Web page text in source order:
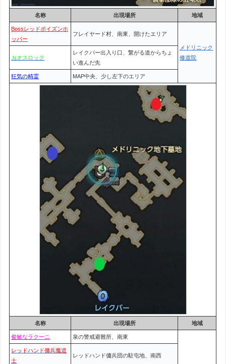
名称 出現場所 地域
Bossレッドポイズンホ
ッパー
フレイヤード村、南東、開けたエリア
メドリニック
修道院
カオスロック
レイクバー出入り口、繋がる道からちょ
い進んだ先
狂気の精霊 MAP中央、少し左下のエリア
名称 出現場所 地域
俊敏なラクーニ 泉の警戒避難所、南東
レッドハンド傭兵魔道
士
レッドハンド傭兵団の駐屯地、南西